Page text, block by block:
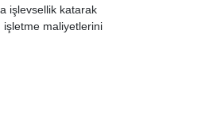
işlevsellik katarak
işletme maliyetlerini